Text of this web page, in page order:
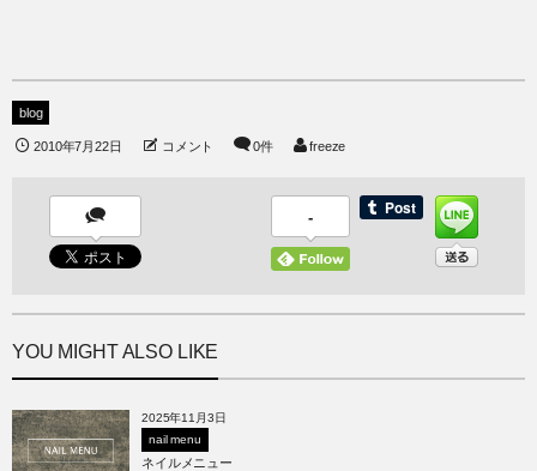
blog
2010年7月22日 コメント 0件 freeze
-
YOU MIGHT ALSO LIKE
2025年11月3日
nail menu
ネイルメニュー